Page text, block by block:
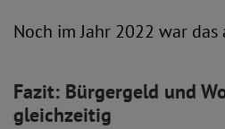
Noch im Jahr 2022 war das
Fazit: Bürgergeld und
gleichzeitig